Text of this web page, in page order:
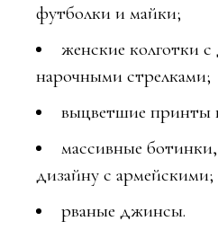
футболки и майки;
женские колготки
нарочными стрелками;
выцветшие принты
массивные
дизайну с армейскими;
рваные джинсы.